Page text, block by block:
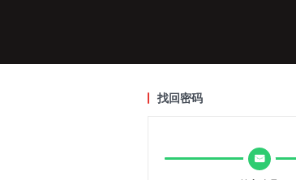
找回密码
낂